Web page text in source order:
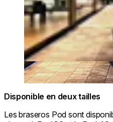
Disponible en deux tailles
Les braseros Pod sont